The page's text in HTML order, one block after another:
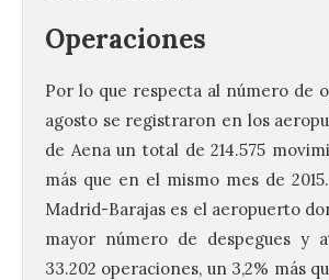
Operaciones
Por lo que respecta al número de
agosto se registraron en los
de Aena un total de 214.575
más que en el mismo mes de
Madrid-Barajas es el aeropuerto
mayor número de despegues y
33.202 operaciones, un 3,2% más